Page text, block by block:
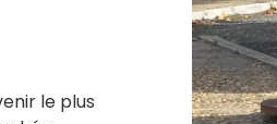
le plus